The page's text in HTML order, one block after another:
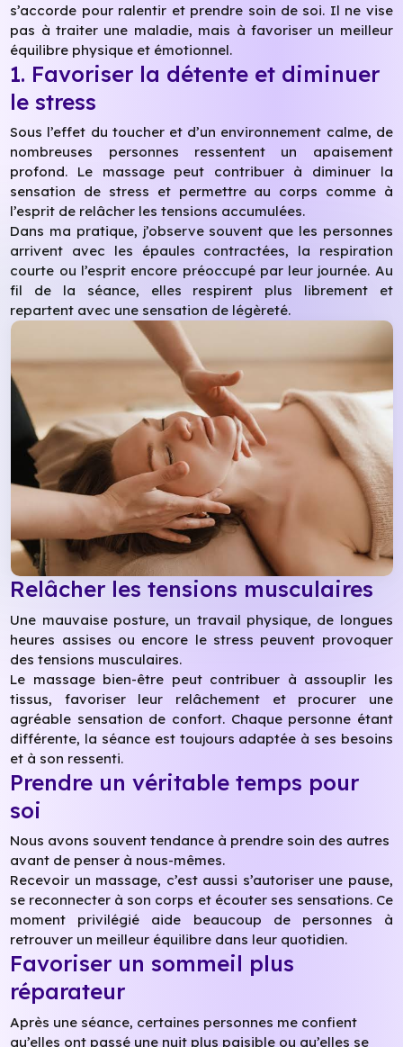
s’accorde pour ralentir et prendre soin de soi. Il ne vise
pas à traiter une maladie, mais à favoriser un meilleur
équilibre physique et émotionnel.
1. Favoriser la détente et diminuer
le stress
Sous l’effet du toucher et d’un environnement calme, de
nombreuses personnes ressentent un apaisement
profond. Le massage peut contribuer à diminuer la
sensation de stress et permettre au corps comme à
l’esprit de relâcher les tensions accumulées.
Dans ma pratique, j’observe souvent que les personnes
arrivent avec les épaules contractées, la respiration
courte ou l’esprit encore préoccupé par leur journée. Au
fil de la séance, elles respirent plus librement et
repartent avec une sensation de légèreté.
Relâcher les tensions musculaires
Une mauvaise posture, un travail physique, de longues
heures assises ou encore le stress peuvent provoquer
des tensions musculaires.
Le massage bien-être peut contribuer à assouplir les
tissus, favoriser leur relâchement et procurer une
agréable sensation de confort. Chaque personne étant
différente, la séance est toujours adaptée à ses besoins
et à son ressenti.
Prendre un véritable temps pour
soi
Nous avons souvent tendance à prendre soin des autres
avant de penser à nous-mêmes.
Recevoir un massage, c’est aussi s’autoriser une pause,
se reconnecter à son corps et écouter ses sensations. Ce
moment privilégié aide beaucoup de personnes à
retrouver un meilleur équilibre dans leur quotidien.
Favoriser un sommeil plus
réparateur
Après une séance, certaines personnes me confient
qu’elles ont passé une nuit plus paisible ou qu’elles se